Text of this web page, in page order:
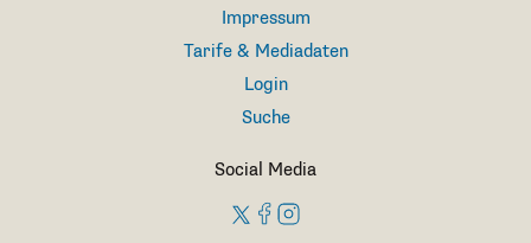
Impressum
Tarife & Mediadaten
Login
Suche
Social Media